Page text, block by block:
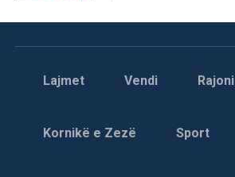
Lajmet Vendi Rajoni
Kornikë e Zezë Sport